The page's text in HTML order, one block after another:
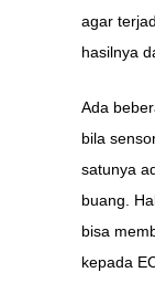
agar
hasilnya
Ada
bila
satunya
buang.
bisa
kepada